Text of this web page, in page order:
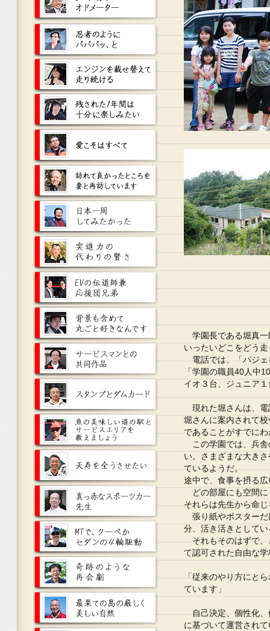
学園長である堀真一
いったいどこをどう
電話では、「パジェ
「学園の職員40人中
イオ３台、ジュニア
現れた堀さんは、電
堀さんに案内されて
であることがすでに
この学園では、兵舎
い。さまざまな大き
ているようだ。
途中で、食事を摂る
どの部屋にも空間に
それらは先生から命
張り紙やポスターだ
分、活き活きとしてい
それもそのはずで、
て認可された自由な
「従来のやり方にと
ています」
自己決定、個性化、
に基づいて運営され